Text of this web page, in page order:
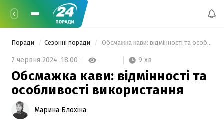
Поради Сезонні поради Обсмажка кави: відмінності та особливості використання
7 червня 2024, 18:00 9 хв
Обсмажка кави: відмінності та
особливості використання
Марина Блохіна